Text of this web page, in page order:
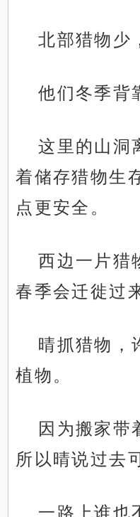
北部猎物少
他们冬季背
这里的山洞
着储存猎物生
点更安全。
西边一片猎
春季会迁徙过
晴抓猎物，
植物。
因为搬家带
所以晴说过去
一路上谁也